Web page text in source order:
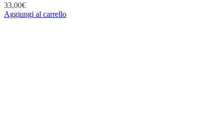
33,00€
Aggiungi al carrello